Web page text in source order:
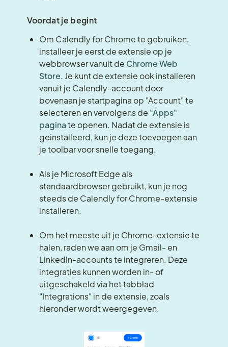
Voordat je begint
Om Calendly for Chrome te gebruiken,
installeer je eerst de extensie op je
webbrowser vanuit de Chrome Web
Store. Je kunt de extensie ook installeren
vanuit je Calendly-account door
bovenaan je startpagina op "Account" te
selecteren en vervolgens de "Apps"
paginate openen. Nadat de extensie is
geïnstalleerd, kun je deze toevoegen aan
je toolbar voor snelle toegang.
Als je Microsoft Edge als
standaardbrowser gebruikt, kun je nog
steeds de Calendly for Chrome-extensie
installeren.
Om het meeste uit je Chrome-extensie te
halen, raden we aan om je Gmail- en
LinkedIn-accounts te integreren. Deze
integraties kunnen worden in- of
uitgeschakeld via het tabblad
"Integrations" in de extensie, zoals
hieronder wordt weergegeven.